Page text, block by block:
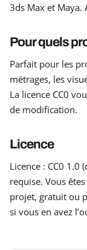
3ds Max et Maya.
Pour quels
Parfait pour les
métrages, les
La licence CC0
de modification.
Licence
Licence : CC0
requise. Vous
projet, gratuit ou
si vous en avez